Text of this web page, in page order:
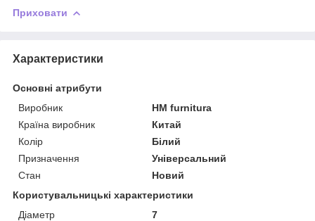
Приховати
Характеристики
Основні атрибути
Виробник
HM furnitura
Країна виробник
Китай
Колір
Білий
Призначення
Універсальний
Стан
Новий
Користувальницькі характеристики
Діаметр
7